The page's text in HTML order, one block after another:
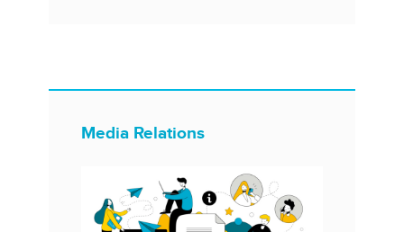
Media Relations